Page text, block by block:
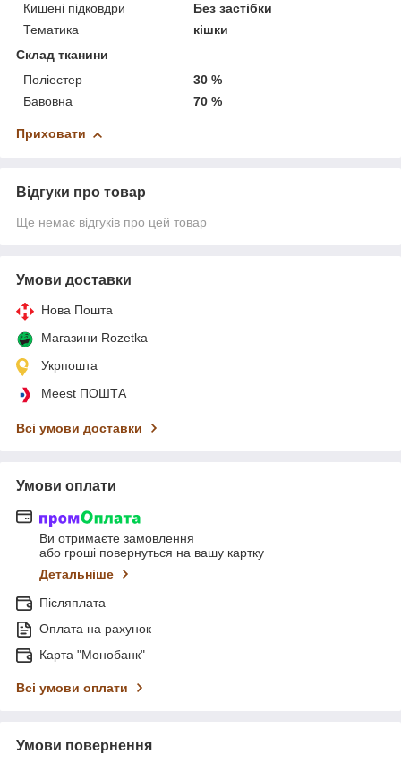
Кишені підковдри
Без застібки
Тематика
кішки
Склад тканини
Поліестер
30 %
Бавовна
70 %
Приховати
Відгуки про товар
Ще немає відгуків про цей товар
Умови доставки
Нова Пошта
Магазини Rozetka
Укрпошта
Meest ПОШТА
Всі умови доставки
Умови оплати
Ви отримаєте замовлення
або гроші повернуться на вашу картку
Детальніше
Післяплата
Оплата на рахунок
Карта "Монобанк"
Всі умови оплати
Умови повернення